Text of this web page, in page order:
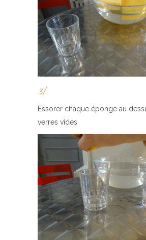
3/
Essorer chaque éponge au
verres vides